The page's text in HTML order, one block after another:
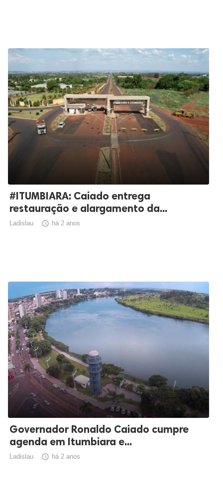
#ITUMBIARA: Caiado entrega
restauração e alargamento da...
Ladislau  há 2 anos
Governador Ronaldo Caiado cumpre
agenda em Itumbiara e...
Ladislau  há 2 anos